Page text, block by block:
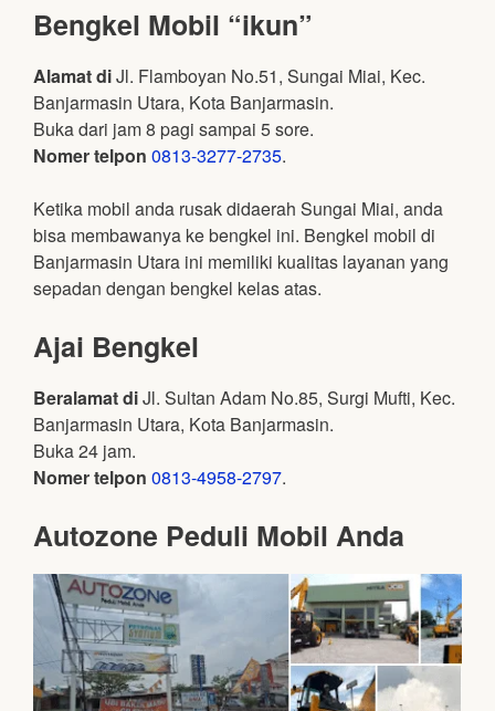
Bengkel Mobil “ikun”
Alamat diJl. Flamboyan No.51, Sungai Miai, Kec.
Banjarmasin Utara, Kota Banjarmasin.
Buka dari jam 8 pagi sampai 5 sore.
Nomer telpon 0813-3277-2735.
Ketika mobil anda rusak didaerah Sungai Miai, anda
bisa membawanya ke bengkel ini. Bengkel mobil di
Banjarmasin Utara ini memiliki kualitas layanan yang
sepadan dengan bengkel kelas atas.
Ajai Bengkel
Beralamat diJl. Sultan Adam No.85, Surgi Mufti, Kec.
Banjarmasin Utara, Kota Banjarmasin.
Buka 24 jam.
Nomer telpon 0813-4958-2797.
Autozone Peduli Mobil Anda